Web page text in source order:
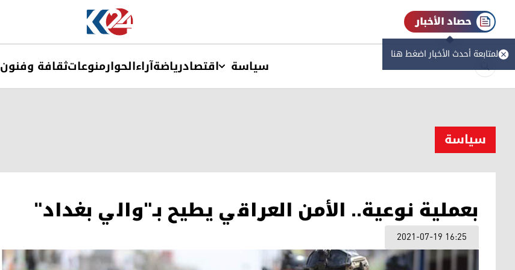
حصاد الأخبار
لمتابعة أحدث الأخبار اضغط هنا
سیاسة اقتصادریاضةآراءالحوارمنوعاتثقافة وفنون
سیاسة
بعملية نوعية.. الأمن العراقي يطيح بـ"والي بغداد"
2021-07-19 16:25